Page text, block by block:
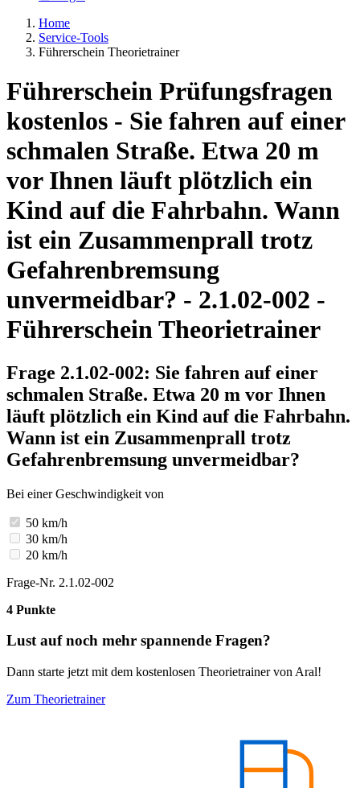
Home
Service-Tools
Führerschein Theorietrainer
Führerschein Prüfungsfragen
kostenlos - Sie fahren auf einer
schmalen Straße. Etwa 20 m
vor Ihnen läuft plötzlich ein
Kind auf die Fahrbahn. Wann
ist ein Zusammenprall trotz
Gefahrenbremsung
unvermeidbar? - 2.1.02-002 -
Führerschein Theorietrainer
Frage 2.1.02-002: Sie fahren auf einer
schmalen Straße. Etwa 20 m vor Ihnen
läuft plötzlich ein Kind auf die Fahrbahn.
Wann ist ein Zusammenprall trotz
Gefahrenbremsung unvermeidbar?
Bei einer Geschwindigkeit von
50 km/h
30 km/h
20 km/h
Frage-Nr. 2.1.02-002
4 Punkte
Lust auf noch mehr spannende Fragen?
Dann starte jetzt mit dem kostenlosen Theorietrainer von Aral!
Zum Theorietrainer